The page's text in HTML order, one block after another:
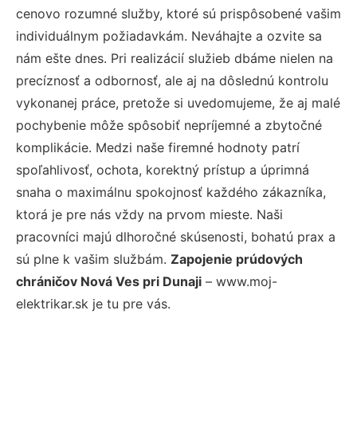
cenovo rozumné služby, ktoré sú prispôsobené vašim
individuálnym požiadavkám. Neváhajte a ozvite sa
nám ešte dnes. Pri realizácií služieb dbáme nielen na
precíznosť a odbornosť, ale aj na dôslednú kontrolu
vykonanej práce, pretože si uvedomujeme, že aj malé
pochybenie môže spôsobiť nepríjemné a zbytočné
komplikácie. Medzi naše firemné hodnoty patrí
spoľahlivosť, ochota, korektný prístup a úprimná
snaha o maximálnu spokojnosť každého zákazníka,
ktorá je pre nás vždy na prvom mieste. Naši
pracovníci majú dlhoročné skúsenosti, bohatú prax a
sú plne k vašim službám. Zapojenie prúdových
chráničov Nová Ves pri Dunaji – www.moj-
elektrikar.sk je tu pre vás.